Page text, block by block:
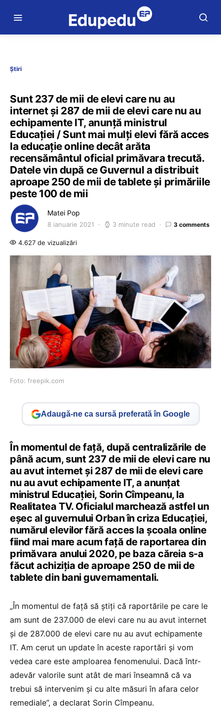
Știri
Sunt 237 de mii de elevi care nu au
internet și 287 de mii de elevi care nu au
echipamente IT, anunță ministrul
Educației / Sunt mai mulți elevi fără acces
la educație online decât arăta
recensământul oficial primăvara trecută.
Datele vin după ce Guvernul a distribuit
aproape 250 de mii de tablete și primăriile
peste 100 de mii
Matei Pop
8 ianuarie 2021 3 minute read 3 comments
4.627 de vizualizări
Foto: freepik.com
Adaugă-ne ca sursă preferată în Google
În momentul de față, după centralizările de
până acum, sunt 237 de mii de elevi care nu
au avut internet și 287 de mii de elevi care
nu au avut echipamente IT, a anunțat
ministrul Educației, Sorin Cîmpeanu, la
Realitatea TV. Oficialul marchează astfel un
eșec al guvernului Orban în criza Educației,
numărul elevilor fără acces la școala online
fiind mai mare acum față de raportarea din
primăvara anului 2020, pe baza căreia s-a
făcut achiziția de aproape 250 de mii de
tablete din bani guvernamentali.
„În momentul de față să știți că raportările pe care le
am sunt de 237.000 de elevi care nu au avut internet
și de 287.000 de elevi care nu au avut echipamente
IT. Am cerut un update în aceste raportări și vom
vedea care este amploarea fenomenului. Dacă într-
adevăr valorile sunt atât de mari înseamnă că va
trebui să intervenim și cu alte măsuri în afara celor
remediale”, a declarat Sorin Cîmpeanu.